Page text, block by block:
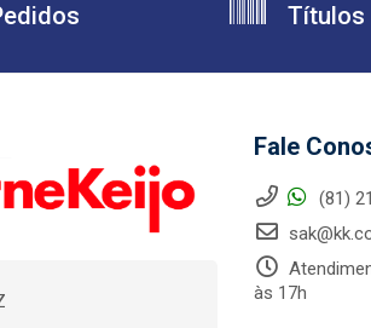
Títulos
Fale
(81)
às 17h